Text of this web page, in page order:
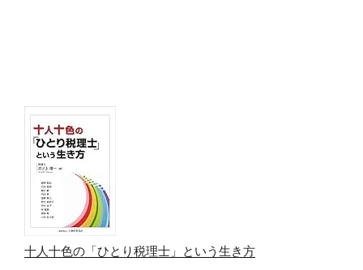
十人十色の「ひとり税理士」という生き方